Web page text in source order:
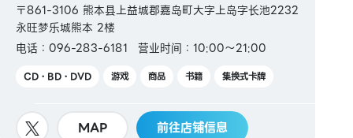
〒861-3106 熊本县上益城郡嘉岛町大字上岛字长池2232
永旺梦乐城熊本 2楼
电话：096-283-6181
营业时间：10:00～21:00
CD・BD・DVD 游戏 商品 书籍 集换式卡牌
MAP 前往店铺信息